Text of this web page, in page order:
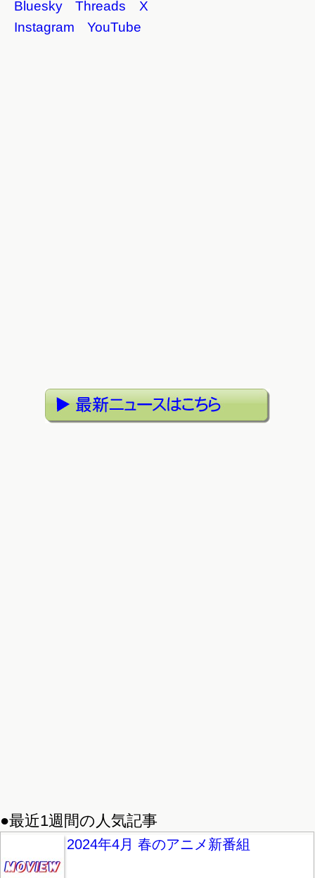
Bluesky Threads
X
Instagram
YouTube
●最近1週間の人気記事
2024年4月 春のアニメ新番組